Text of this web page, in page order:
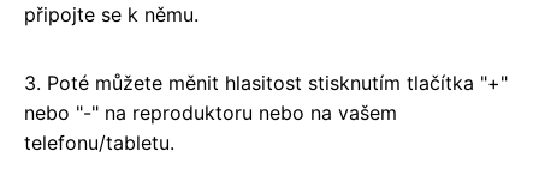
připojte se k němu.
3. Poté můžete měnit hlasitost stisknutím tlačítka "+"
nebo "-" na reproduktoru nebo na vašem
telefonu/tabletu.